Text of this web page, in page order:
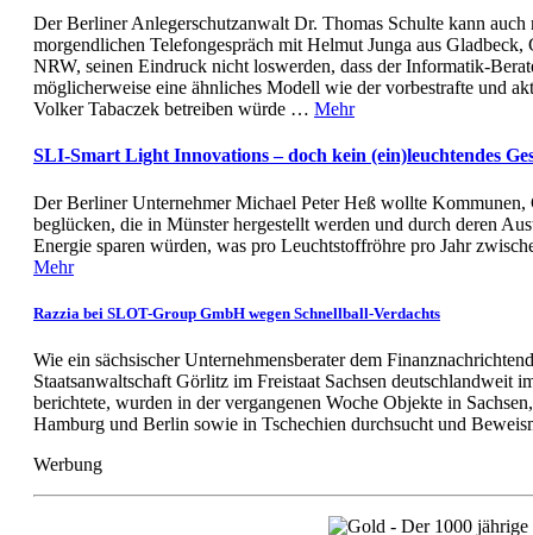
Der Berliner Anlegerschutzanwalt Dr. Thomas Schulte kann
morgendlichen Telefongespräch mit Helmut Junga aus
NRW, seinen Eindruck nicht loswerden, dass der Informatik-
möglicherweise eine ähnliches Modell wie der vorbestrafte und
Volker Tabaczek betreiben würde … Mehr
SLI-Smart Light Innovations – doch kein (ein)leuchtendes
Der Berliner Unternehmer Michael Peter Heß wollte
beglücken, die in Münster hergestellt werden und durch deren
Energie sparen würden, was pro Leuchtstoffröhre pro Jahr
Mehr
Razzia bei SLOT-Group GmbH wegen Schnellball-Verdachts
Wie ein sächsischer Unternehmensberater dem
Staatsanwaltschaft Görlitz im Freistaat Sachsen
berichtete, wurden in der vergangenen Woche Objekte in
Hamburg und Berlin sowie in Tschechien durchsucht und
Werbung